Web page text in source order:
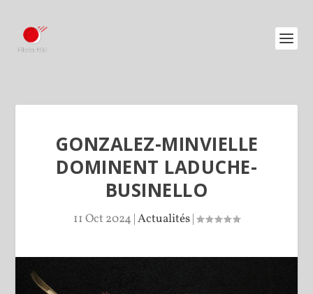
GONZALEZ-MINVIELLE
DOMINENT LADUCHE-
BUSINELLO
11 Oct 2024 |Actualités|